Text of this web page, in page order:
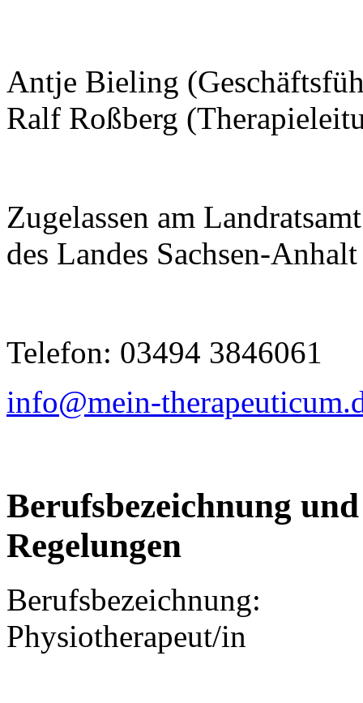
Antje Bieling
Ralf Roßberg
Zugelassen am
des Landes Sachsen-Anhalt
Telefon: 03494 3846061
info@mein-
Berufsbezeichnung
Regelungen
Berufsbezeichnung:
Physiotherapeut/in